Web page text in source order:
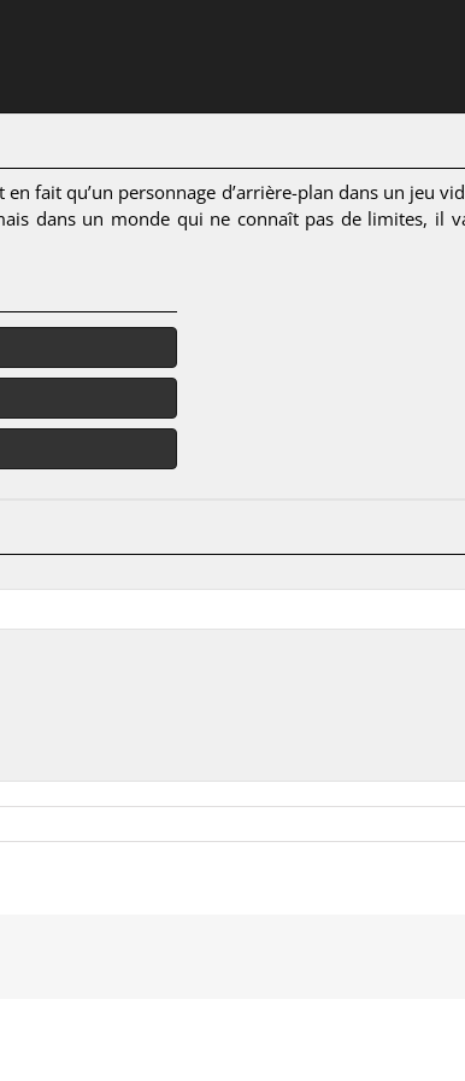
fait qu’un personnage d’arrière-plan dans un jeu
dans un monde qui ne connaît pas de limites, il